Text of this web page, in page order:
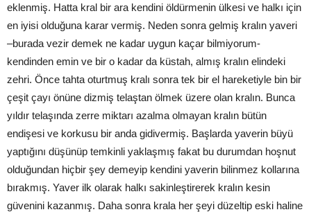
eklenmiş. Hatta kral bir ara kendini öldürmenin ülkesi ve halkı için
en iyisi olduğuna karar vermiş. Neden sonra gelmiş kralın yaveri
–burada vezir demek ne kadar uygun kaçar bilmiyorum-
kendinden emin ve bir o kadar da küstah, almış kralın elindeki
zehri. Önce tahta oturtmuş kralı sonra tek bir el hareketiyle bin bir
çeşit çayı önüne dizmiş telaştan ölmek üzere olan kralın. Bunca
yıldır telaşında zerre miktarı azalma olmayan kralın bütün
endişesi ve korkusu bir anda gidivermiş. Başlarda yaverin büyü
yaptığını düşünüp temkinli yaklaşmış fakat bu durumdan hoşnut
olduğundan hiçbir şey demeyip kendini yaverin bilinmez kollarına
bırakmış. Yaver ilk olarak halkı sakinleştirerek kralın kesin
güvenini kazanmış. Daha sonra krala her şeyi düzeltip eski haline